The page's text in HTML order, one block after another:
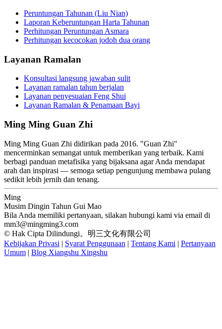
Peruntungan Tahunan (Liu Nian)
Laporan Keberuntungan Harta Tahunan
Perhitungan Peruntungan Asmara
Perhitungan kecocokan jodoh dua orang
Layanan Ramalan
Konsultasi langsung jawaban sulit
Layanan ramalan tahun berjalan
Layanan penyesuaian Feng Shui
Layanan Ramalan & Penamaan Bayi
Ming Ming Guan Zhi
Ming Ming Guan Zhi didirikan pada 2016. "Guan Zhi"
mencerminkan semangat untuk memberikan yang terbaik. Kami
berbagi panduan metafisika yang bijaksana agar Anda mendapat
arah dan inspirasi — semoga setiap pengunjung membawa pulang
sedikit lebih jernih dan tenang.
Ming
Musim Dingin Tahun Gui Mao
Bila Anda memiliki pertanyaan, silakan hubungi kami via email di
mm3@mingming3.com
© Hak Cipta Dilindungi。明三文化有限公司
Kebijakan Privasi | Syarat Penggunaan | Tentang Kami | Pertanyaan
Umum | Blog Xiangshu Xingshu